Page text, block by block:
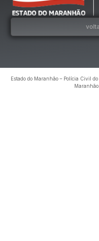
Estado do Maranhão – Polícia Civil